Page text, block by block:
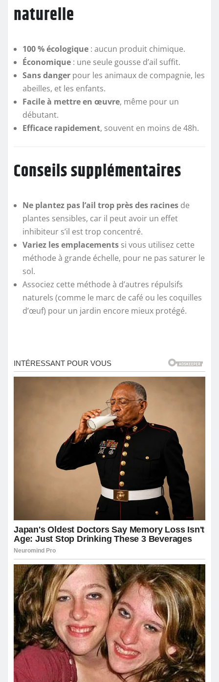
naturelle
100 % écologique : aucun produit chimique.
Économique : une seule gousse d’ail suffit.
Sans danger pour les animaux de compagnie, les
abeilles, et les enfants.
Facile à mettre en œuvre, même pour un
débutant.
Efficace rapidement, souvent en moins de 48h.
Conseils supplémentaires
Ne plantez pas l’ail trop près des racines de
plantes sensibles, car il peut avoir un effet
inhibiteur s’il est trop concentré.
Variez les emplacements si vous utilisez cette
méthode à grande échelle, pour ne pas saturer le
sol.
Associez cette méthode à d’autres répulsifs
naturels (comme le marc de café ou les coquilles
d’œuf) pour un jardin encore mieux protégé.